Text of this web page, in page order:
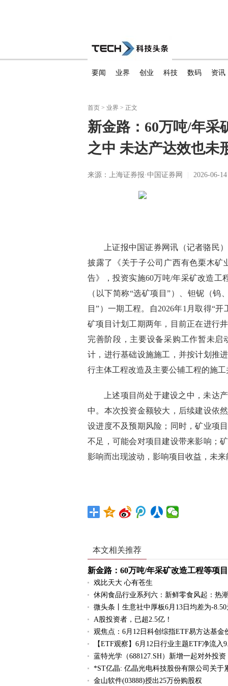
要闻 业界 创业 科技 数码 资讯
首页 > 业界 > 正文
新金路：60万吨/年采
之中 未达产达效也未
来源：上海证券报·中国证券网 2026-06-
上证报中国证券网讯（记者骆民
披露了《关于子公司广西有色栗木矿
告》，投资实施60万吨/年采矿改造工
（以下简称“选矿项目”）、钽铌（钨
目”）一期工程。自2026年1月取得“
矿项目计划工期两年，目前正在进行
完善阶段，主要设备采购工作暂未
计，进行基础设施施工，并按计划推
行主体工程改造及主要公辅工程的施
上述项目尚处于建设之中，未达
中。本次投资金额较大，后续建设依
设进度不及预期风险；同时，矿业项
不足，可能会对项目建设带来影响；
影响而出现波动，影响项目收益，未
本文相关推荐
新金路：60万吨/年采矿改造工程等项
戏比天大 心有苍生
休闲食品行业系列六：新鲜零食风起：热
微头条丨生意社中厚板6月13日均差为-
A股投资者，已超2.5亿！
观焦点：6月12日科创综指ETF易方达基
【ETF观察】6月12日行业主题ETF净流入
蓝特光学（688127.SH）新增一起对外投
*ST亿晶: 亿晶光电科技股份有限公司关于
金山软件(03888)授出25万份购股权